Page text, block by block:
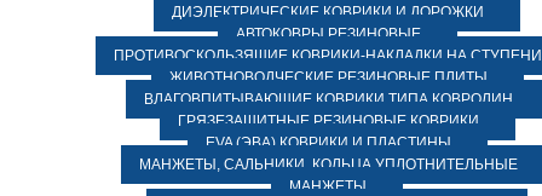
ДИЭЛЕКТРИЧЕСКИЕ КОВРИКИ И ДОРОЖКИ
АВТОКОВРЫ РЕЗИНОВЫЕ
ПРОТИВОСКОЛЬЗЯЩИЕ КОВРИКИ-НАКЛАДКИ НА СТУПЕНИ
ЖИВОТНОВОДЧЕСКИЕ РЕЗИНОВЫЕ ПЛИТЫ
ВЛАГОВПИТЫВАЮЩИЕ КОВРИКИ ТИПА КОВРОЛИН
ГРЯЗЕЗАЩИТНЫЕ РЕЗИНОВЫЕ КОВРИКИ
EVA (ЭВА) КОВРИКИ И ПЛАСТИНЫ
МАНЖЕТЫ, САЛЬНИКИ, КОЛЬЦА УПЛОТНИТЕЛЬНЫЕ
МАНЖЕТЫ